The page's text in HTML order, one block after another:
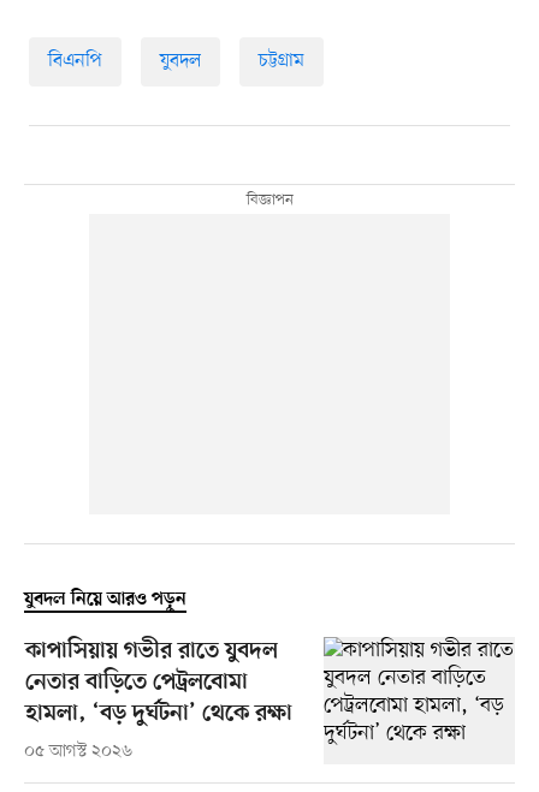
বিএনপি যুবদল চট্টগ্রাম
যুবদল নিয়ে আরও পড়ুন
কাপাসিয়ায় গভীর রাতে যুবদল
নেতার বাড়িতে পেট্রলবোমা
হামলা, ‘বড় দুর্ঘটনা’ থেকে রক্ষা
০৫ আগস্ট ২০২৬